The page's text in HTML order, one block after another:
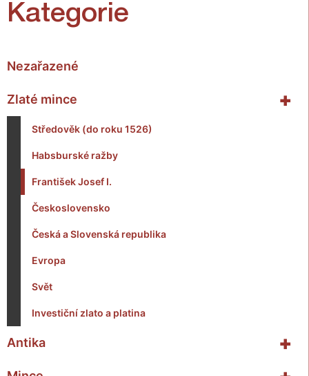
Kategorie
Nezařazené
+
Zlaté mince
Středověk (do roku 1526)
Habsburské ražby
František Josef I.
Československo
Česká a Slovenská republika
Evropa
Svět
Investiční zlato a platina
+
Antika